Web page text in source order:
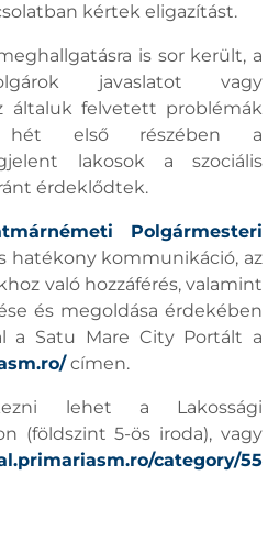
kértek eligazítást.
is sor került, a
javaslatot vagy
általuk felvetett problémák
hét első részében a
lakosok a szociális
érdeklődtek.
Polgármesteri
hatékony kommunikáció, az
való hozzáférés, valamint
és megoldása érdekében
a Satu Mare City Portált a
címen.
lehet a Lakossági
(földszint 5-ös iroda), vagy
category/55